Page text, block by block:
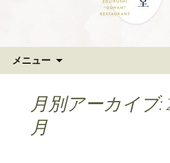
メニュー
月別アーカイブ:
月